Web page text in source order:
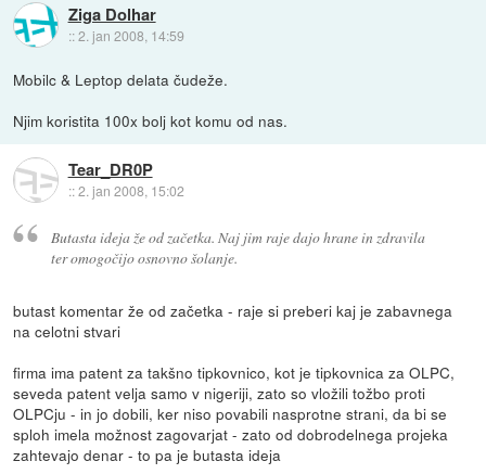
Ziga Dolhar
::2. jan 2008, 14:59
Mobilc & Leptop delata čudeže.
Njim koristita 100x bolj kot komu od nas.
Tear_DR0P
::2. jan 2008, 15:02
Butasta ideja že od začetka. Naj jim raje dajo hrane in zdravila
ter omogočijo osnovno šolanje.
butast komentar že od začetka - raje si preberi kaj je zabavnega
na celotni stvari
firma ima patent za takšno tipkovnico, kot je tipkovnica za OLPC,
seveda patent velja samo v nigeriji, zato so vložili tožbo proti
OLPCju - in jo dobili, ker niso povabili nasprotne strani, da bi se
sploh imela možnost zagovarjat - zato od dobrodelnega projeka
zahtevajo denar - to pa je butasta ideja